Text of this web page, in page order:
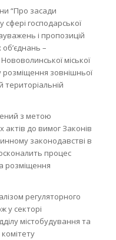
“Про засади
сфері господарської
і пропозицій
об’єднань –
міської
зовнішньої
територіальній
з метою
до вимог Законів
законодавстві в
процес
розміщення
регуляторного
у секторі
містобудування та